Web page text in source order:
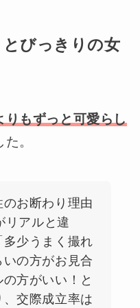
とびっきりの女
りもずっと可愛らし
た。
お断わり理由
リアルと違
多少うまく撮れ
の方がお見合
方がいい！と
交際成立率は